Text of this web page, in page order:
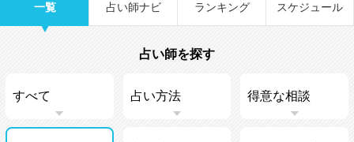
一覧 占い師ナビ ランキング スケジュール
占い師を探す